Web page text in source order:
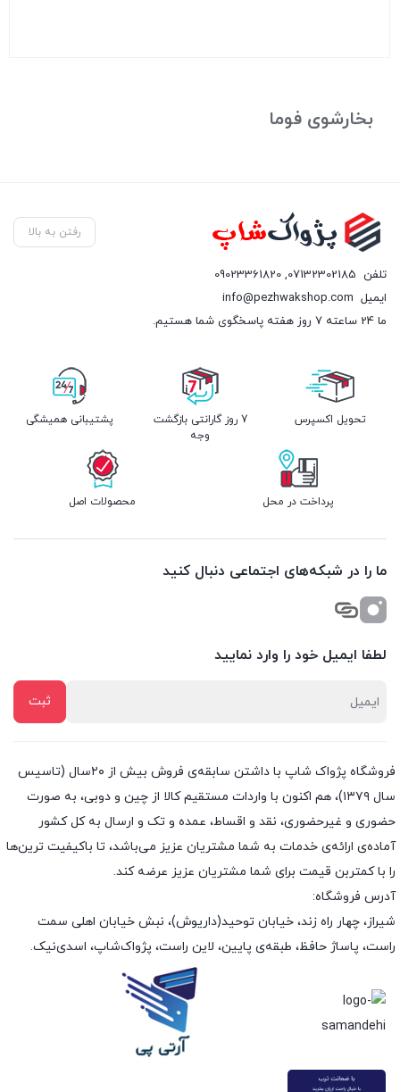
بخارشوی فوما
رفتن به بالا
تلفن 07132302185
,
09023361820
ایمیل info@pezhwakshop.com
ما 24 ساعته 7 روز هفته پاسخگوی شما هستیم.
تحویل اکسپرس
7 روز گارانتی بازگشت
وجه
پشتیبانی همیشگی
پرداخت در محل محصولات اصل
ما را در شبکه‌های اجتماعی دنبال کنید
لطفا ایمیل خود را وارد نمایید
فروشگاه پژواک شاپ با داشتن سابقه‌ی فروش بیش از ۲۰سال (تاسیس
سال ۱۳۷۹)، هم اکنون با واردات مستقیم کالا از چین و دوبی، به صورت
حضوری و غیرحضوری، نقد و اقساط، عمده و تک و ارسال به کل کشور
آماده‌ی ارائه‌ی خدمات به شما مشتریان عزیز می‌باشد، تا باکیفیت ترین‌ها
را با کمتربن قیمت برای شما مشتریان عزیز عرضه کند.
آدرس فروشگاه:
شیراز، چهار راه زند، خیابان توحید(داریوش)، نبش خیابان اهلی سمت
راست، پاساژ حافظ، طبقه‌ی پایین، لاین راست، پژواک‌شاپ، اسدی‌نیک.